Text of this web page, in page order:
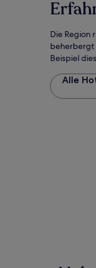
können
zusätzliche
gelten.
Die Region
beherbergt
Beispiel
Alle